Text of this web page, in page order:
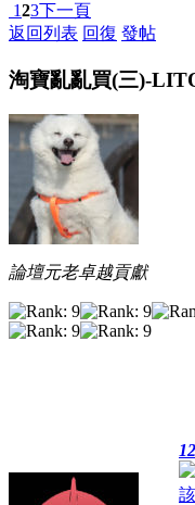
123下一頁
返回列表 回復 發帖
淘寶亂亂買(三)-
論壇元老卓越貢獻
12